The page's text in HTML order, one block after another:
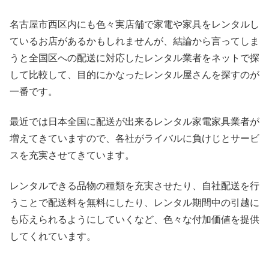
名古屋市西区内にも色々実店舗で家電や家具をレンタルし
ているお店があるかもしれませんが、結論から言ってしま
うと全国区への配送に対応したレンタル業者をネットで探
して比較して、目的にかなったレンタル屋さんを探すのが
一番です。
最近では日本全国に配送が出来るレンタル家電家具業者が
増えてきていますので、各社がライバルに負けじとサービ
スを充実させてきています。
レンタルできる品物の種類を充実させたり、自社配送を行
うことで配送料を無料にしたり、レンタル期間中の引越に
も応えられるようにしていくなど、色々な付加価値を提供
してくれています。